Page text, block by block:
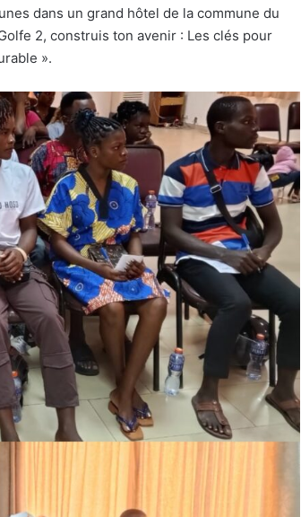
dans un grand hôtel de la commune du
2, construis ton avenir : Les clés pour
».